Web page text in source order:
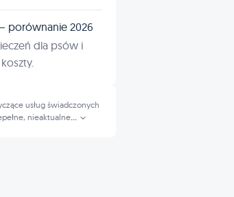
porównanie 2026
dla psów i
usług świadczonych
nieaktualne...